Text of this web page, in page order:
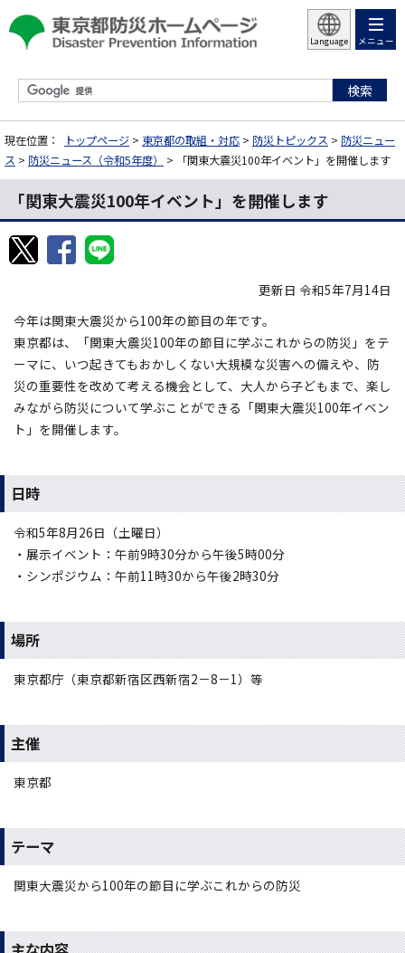
Language メニュー
現在位置： トップページ > 東京都の取組・対応 > 防災トピックス > 防災ニュー
ス > 防災ニュース（令和5年度） > 「関東大震災100年イベント」を開催します
「関東大震災100年イベント」を開催します
更新日 令和5年7月14日
今年は関東大震災から100年の節目の年です。
東京都は、「関東大震災100年の節目に学ぶこれからの防災」をテ
ーマに、いつ起きてもおかしくない大規模な災害への備えや、防
災の重要性を改めて考える機会として、大人から子どもまで、楽し
みながら防災について学ぶことができる「関東大震災100年イベン
ト」を開催します。
日時
令和5年8月26日（土曜日）
・展示イベント：午前9時30分から午後5時00分
・シンポジウム：午前11時30から午後2時30分
場所
東京都庁（東京都新宿区西新宿2－8－1）等
主催
東京都
テーマ
関東大震災から100年の節目に学ぶこれからの防災